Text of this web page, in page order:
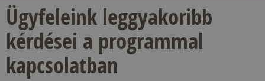
Ügyfeleink leggyakoribb
kérdései a programmal
kapcsolatban